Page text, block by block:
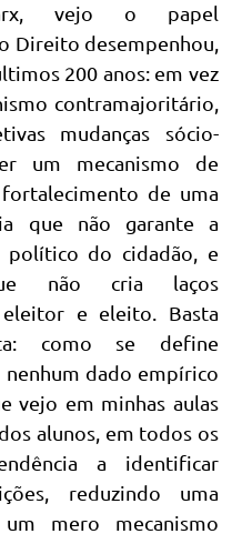
vejo o papel
Direito desempenhou,
200 anos: em vez
contramajoritário,
mudanças sócio-
um mecanismo de
de uma
que não garante a
do cidadão, e
não cria laços
e eleito. Basta
como se define
nenhum dado empírico
vejo em minhas aulas
alunos, em todos os
a identificar
reduzindo uma
mero mecanismo